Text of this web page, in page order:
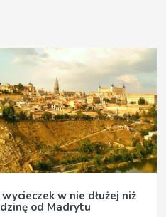
wycieczek w nie dłużej niż
od Madrytu